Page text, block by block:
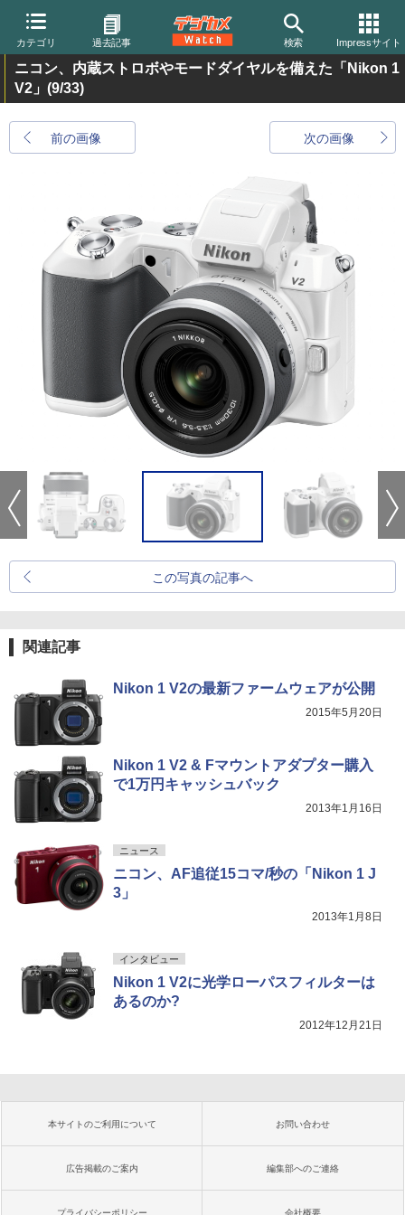
カテゴリ 過去記事 検索 Impressサイト
ニコン、内蔵ストロボやモードダイヤルを備えた「Nikon 1
V2」 (9/33)
前の画像 次の画像
この写真の記事へ
関連記事
Nikon 1 V2の最新ファームウェアが公開
2015年5月20日
Nikon 1 V2 & Fマウントアダプター購入
で1万円キャッシュバック
2013年1月16日
ニュース
ニコン、AF追従15コマ/秒の「Nikon 1 J
3」
2013年1月8日
インタビュー
Nikon 1 V2に光学ローパスフィルターは
あるのか?
2012年12月21日
本サイトのご利用について お問い合わせ
広告掲載のご案内 編集部へのご連絡
プライバシーポリシー 会社概要